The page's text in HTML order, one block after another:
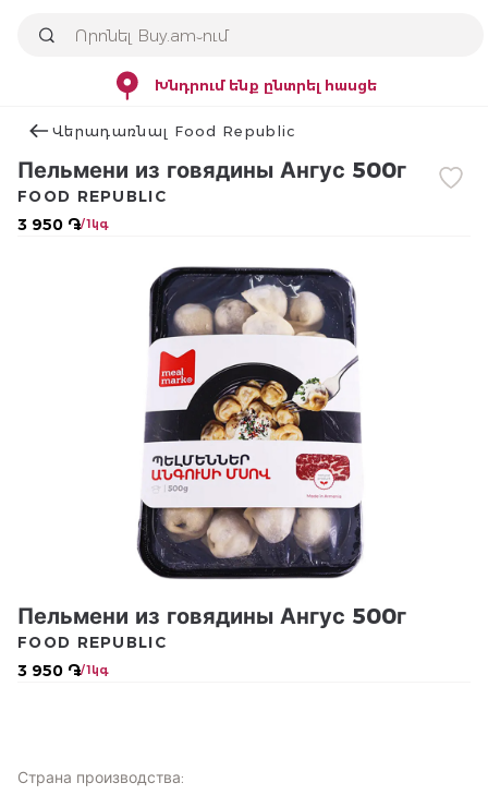
Խնդրում ենք ընտրել հասցե
Վերադառնալ Food Republic
Пельмени из говядины Ангус 500г
3 950 ֏/ 1կգ
FOOD REPUBLIC
Пельмени из говядины Ангус 500г
3 950 ֏/ 1կգ
FOOD REPUBLIC
Страна производства: